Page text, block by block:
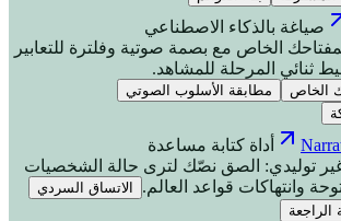
صياغة بالذكاء الاصطناعي
الخاص مع بصمة صوتية وفلترة للتعابير
ثنائي المرحلة للمشاهد.
الخاص
مطابقة الأسلوب الصوتي
أداة كتابة مساعدة
توليدي: الصق نصّك لترى حالة الشخصيات
وانتهاكات قواعد العالم.
الاتساق السردي
الراجعة